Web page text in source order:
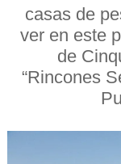
casas de
ver en este
de
“Rincones